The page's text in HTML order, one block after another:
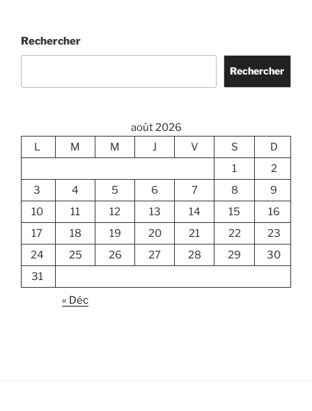
Rechercher
Rechercher
août 2026
L
M M J V S
D
1
2
3
4 5 6 7 8
9
10
11 12 13 14 15
16
17
18 19 20 21 22
23
24
25 26 27 28 29
30
31
« Déc